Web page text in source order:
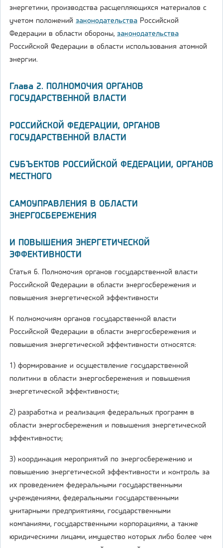
энергетики, производства расщепляющихся материалов с
учетом положений законодательства Российской
Федерации в области обороны, законодательства
Российской Федерации в области использования атомной
энергии.
Глава 2. ПОЛНОМОЧИЯ ОРГАНОВ
ГОСУДАРСТВЕННОЙ ВЛАСТИ
РОССИЙСКОЙ ФЕДЕРАЦИИ, ОРГАНОВ
ГОСУДАРСТВЕННОЙ ВЛАСТИ
СУБЪЕКТОВ РОССИЙСКОЙ ФЕДЕРАЦИИ, ОРГАНОВ
МЕСТНОГО
САМОУПРАВЛЕНИЯ В ОБЛАСТИ
ЭНЕРГОСБЕРЕЖЕНИЯ
И ПОВЫШЕНИЯ ЭНЕРГЕТИЧЕСКОЙ
ЭФФЕКТИВНОСТИ
Статья 6. Полномочия органов государственной власти
Российской Федерации в области энергосбережения и
повышения энергетической эффективности
К полномочиям органов государственной власти
Российской Федерации в области энергосбережения и
повышения энергетической эффективности относятся:
1) формирование и осуществление государственной
политики в области энергосбережения и повышения
энергетической эффективности;
2) разработка и реализация федеральных программ в
области энергосбережения и повышения энергетической
эффективности;
3) координация мероприятий по энергосбережению и
повышению энергетической эффективности и контроль за
их проведением федеральными государственными
учреждениями, федеральными государственными
унитарными предприятиями, государственными
компаниями, государственными корпорациями, а также
юридическими лицами, имущество которых либо более чем